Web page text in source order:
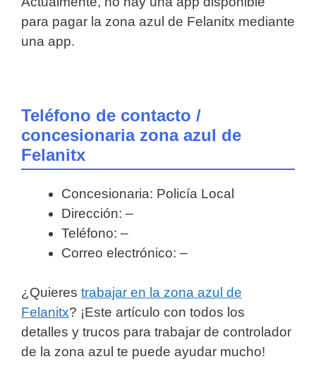
para pagar la zona azul de Felanitx mediante
una app.
Teléfono de contacto /
concesionaria zona azul de
Felanitx
Concesionaria: Policía Local
Dirección: –
Teléfono: –
Correo electrónico: –
¿Quieres trabajar en la zona azul de
Felanitx? ¡Este artículo con todos los
detalles y trucos para trabajar de controlador
de la zona azul te puede ayudar mucho!